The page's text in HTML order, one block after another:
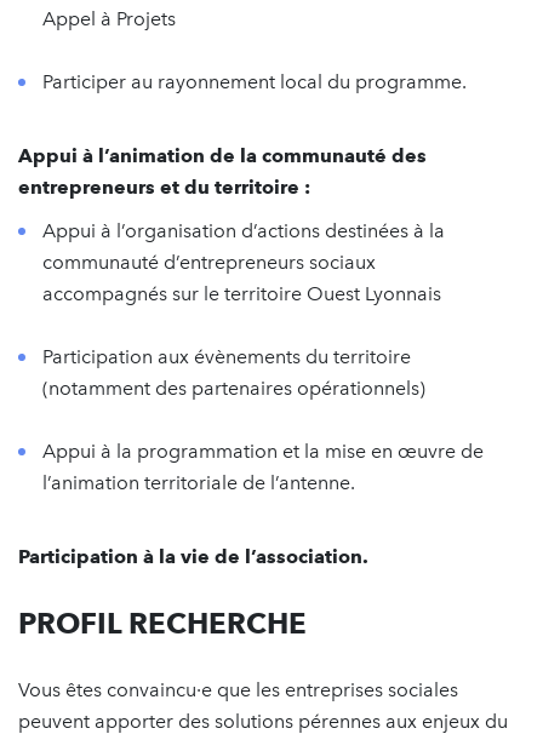
Appel à Projets
Participer au rayonnement local du programme.
Appui à l’animation de la communauté des
entrepreneurs et du territoire :
Appui à l’organisation d’actions destinées à la
communauté d’entrepreneurs sociaux
accompagnés sur le territoire Ouest Lyonnais
Participation aux évènements du territoire
(notamment des partenaires opérationnels)
Appui à la programmation et la mise en œuvre de
l’animation territoriale de l’antenne.
Participation à la vie de l’association.
PROFIL RECHERCHE
Vous êtes convaincu·e que les entreprises sociales
peuvent apporter des solutions pérennes aux enjeux du